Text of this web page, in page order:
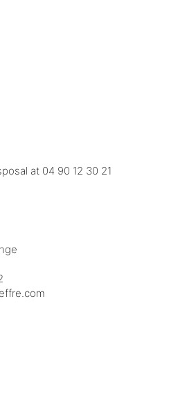
at 04 90 12 30 21
leirbag